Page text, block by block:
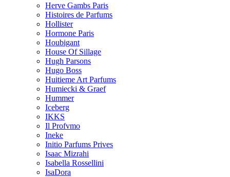
Herve Gambs Paris
Histoires de Parfums
Hollister
Hormone Paris
Houbigant
House Of Sillage
Hugh Parsons
Hugo Boss
Huitieme Art Parfums
Humiecki & Graef
Hummer
Iceberg
IKKS
Il Profvmo
Ineke
Initio Parfums Prives
Isaac Mizrahi
Isabella Rossellini
IsaDora